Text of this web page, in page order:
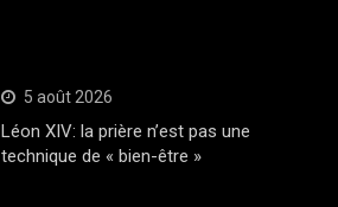
5 août 2026
Léon XIV: la prière n’est pas une
technique de « bien-être »